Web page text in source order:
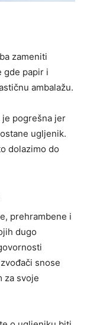
zameniti
gde papir i
ambalažu.
je pogrešna jer
ugljenik.
dolazimo do
prehrambene i
dugo
snose
za svoje